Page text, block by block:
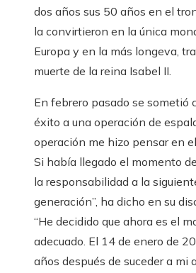
dos años sus 50 años en el
la convirtieron en la única
Europa y en la más longeva,
muerte de la reina Isabel II.
En febrero pasado se sometió
éxito a una operación de
operación me hizo pensar en
Si había llegado el momento
la responsabilidad a la
generación”, ha dicho en su
“He decidido que ahora es el
adecuado. El 14 de enero de
años después de suceder a mi